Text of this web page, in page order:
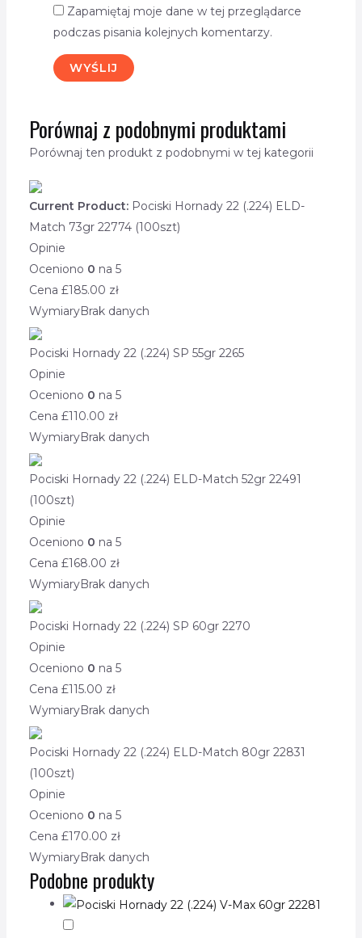
Zapamiętaj moje dane w tej przeglądarce
podczas pisania kolejnych komentarzy.
Porównaj z podobnymi produktami
Porównaj ten produkt z podobnymi w tej kategorii
Current Product: Pociski Hornady 22 (.224) ELD-
Match 73gr 22774 (100szt)
Opinie
Oceniono 0 na 5
Cena £185.00 zł
WymiaryBrak danych
Pociski Hornady 22 (.224) SP 55gr 2265
Opinie
Oceniono 0 na 5
Cena £110.00 zł
WymiaryBrak danych
Pociski Hornady 22 (.224) ELD-Match 52gr 22491
(100szt)
Opinie
Oceniono 0 na 5
Cena £168.00 zł
WymiaryBrak danych
Pociski Hornady 22 (.224) SP 60gr 2270
Opinie
Oceniono 0 na 5
Cena £115.00 zł
WymiaryBrak danych
Pociski Hornady 22 (.224) ELD-Match 80gr 22831
(100szt)
Opinie
Oceniono 0 na 5
Cena £170.00 zł
WymiaryBrak danych
Podobne produkty